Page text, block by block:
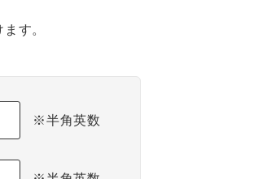
す。
※半角英数